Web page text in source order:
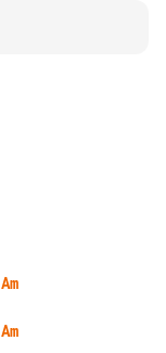
Am
Am